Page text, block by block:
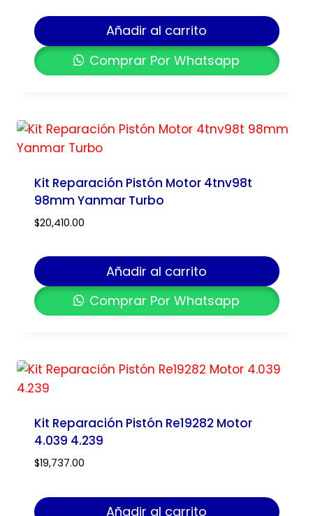
Añadir al carrito
Comprar Por Whatsapp
Kit Reparación Pistón Motor 4tnv98t
98mm Yanmar Turbo
$20,410.00
Añadir al carrito
Comprar Por Whatsapp
Kit Reparación Pistón Re19282 Motor
4.039 4.239
$19,737.00
Añadir al carrito